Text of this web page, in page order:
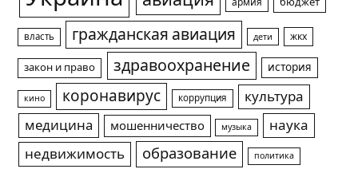
армия бюджет
власть гражданская авиация дети жкх
закон и право здравоохранение история
кино коронавирус коррупция
культура
медицина
мошенничество музыка
наука
недвижимость
образование политика